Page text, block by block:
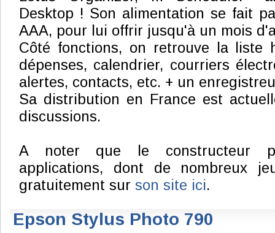
Desktop ! Son alimentation se fait
AAA, pour lui offrir jusqu'à un mois
Côté fonctions, on retrouve la liste
dépenses, calendrier, courriers
alertes, contacts, etc. + un
Sa distribution en France est
discussions.
A noter que le constructeur
applications, dont de nombreux
gratuitement sur son site ici.
Epson Stylus Photo 790